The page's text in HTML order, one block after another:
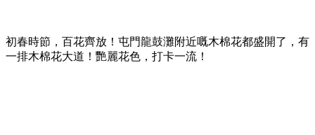
初春時節，百花齊放！屯門龍鼓灘附近嘅木棉花都盛開了，有
一排木棉花大道！艷麗花色，打卡一流！